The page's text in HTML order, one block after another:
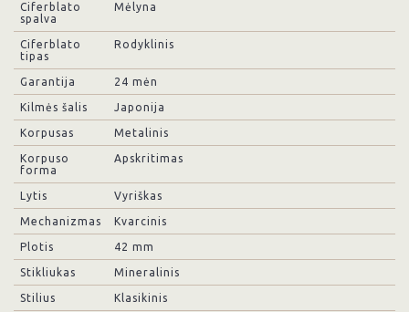
Ciferblato
spalva
Mėlyna
Ciferblato
tipas
Rodyklinis
Garantija 24 mėn
Kilmės šalis Japonija
Korpusas Metalinis
Korpuso
forma
Apskritimas
Lytis Vyriškas
Mechanizmas Kvarcinis
Plotis 42 mm
Stikliukas Mineralinis
Stilius Klasikinis